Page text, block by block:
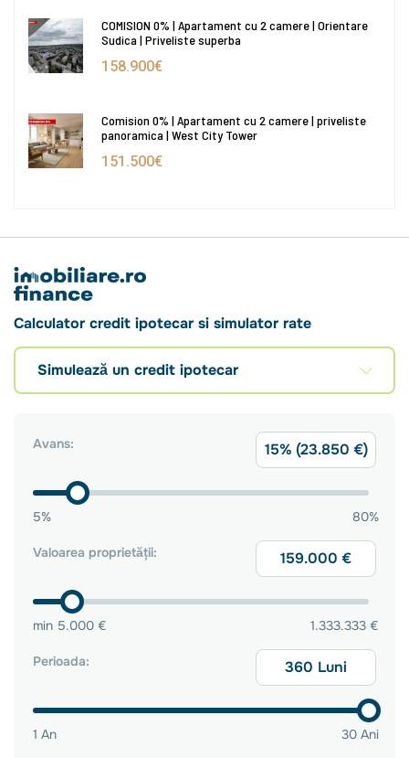
COMISION 0% | Apartament cu 2 camere | Orientare
Sudica | Priveliste superba
158.900€
Comision 0% | Apartament cu 2 camere | priveliste
panoramica | West City Tower
151.500€